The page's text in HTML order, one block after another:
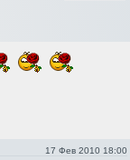
17 Фев 2010 18:00